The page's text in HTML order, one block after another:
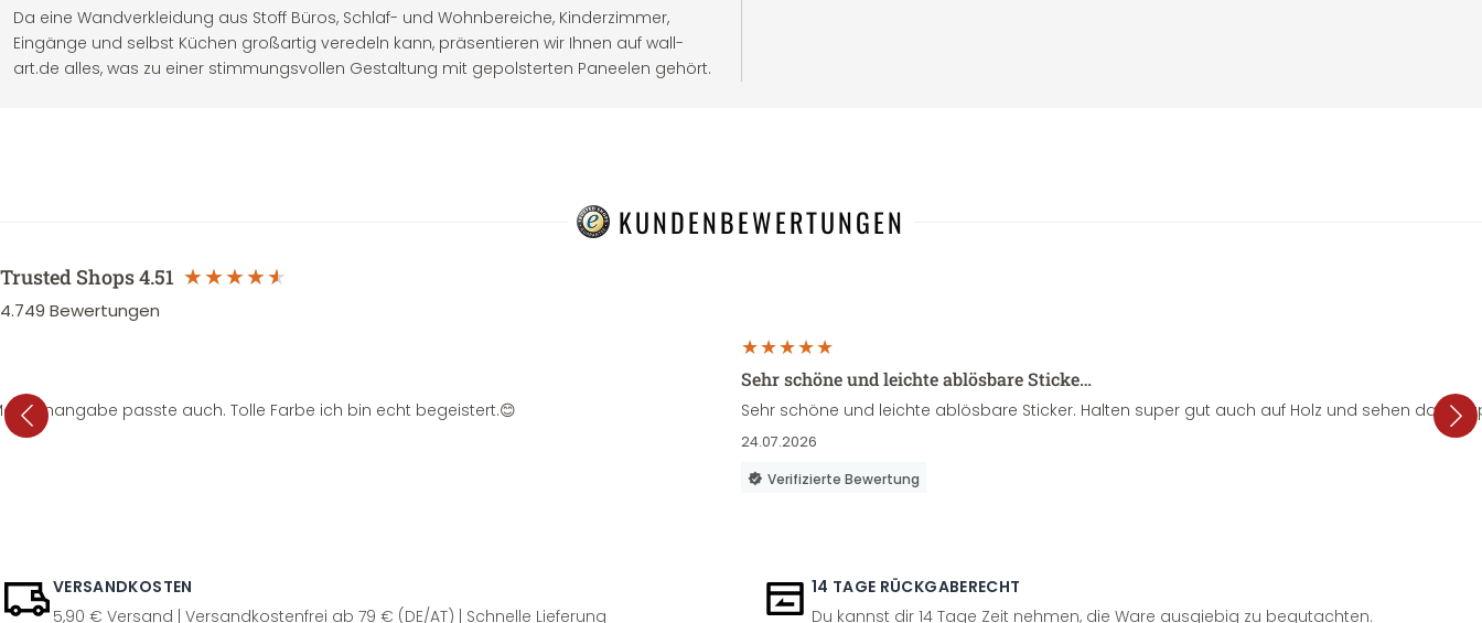
Da eine Wandverkleidung aus Stoff Büros, Schlaf- und Wohnbereiche, Kinderzimmer,
Eingänge und selbst Küchen großartig veredeln kann, präsentieren wir Ihnen auf wall-
art.de alles, was zu einer stimmungsvollen Gestaltung mit gepolsterten Paneelen gehört.
KUNDENBEWERTUNGEN
Trusted Shops4.51
4.749 Bewertungen
passte auch. Tolle Farbe ich bin echt begeistert.😊
Sehr schöne und leichte ablösbare Sticke…
Sehr schöne und leichte ablösbare Sticker. Halten super gut auch auf Holz und sehen dazu
24.07.2026
Verifizierte Bewertung
VERSANDKOSTEN
5,90 € Versand | Versandkostenfrei ab 79 € (DE/AT) | Schnelle Lieferung
14 TAGE RÜCKGABERECHT
Du kannst dir 14 Tage Zeit nehmen, die Ware ausgiebig zu begutachten.